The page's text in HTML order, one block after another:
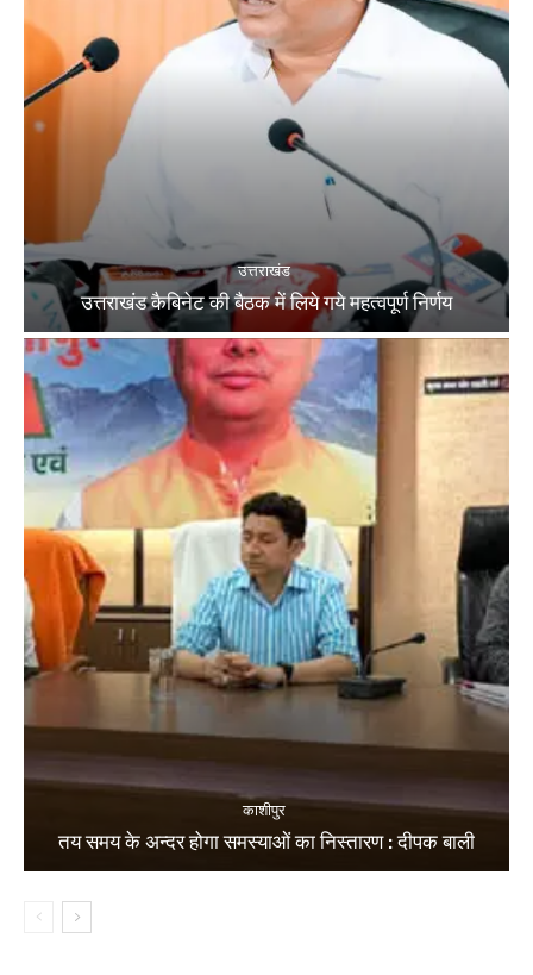
उत्तराखंड
उत्तराखंड कैबिनेट की बैठक में लिये गये महत्वपूर्ण निर्णय
काशीपुर
तय समय के अन्दर होगा समस्याओं का निस्तारण : दीपक बाली